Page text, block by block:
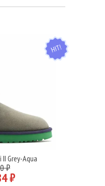
HIT
II Grey-Aqua
₽
₽